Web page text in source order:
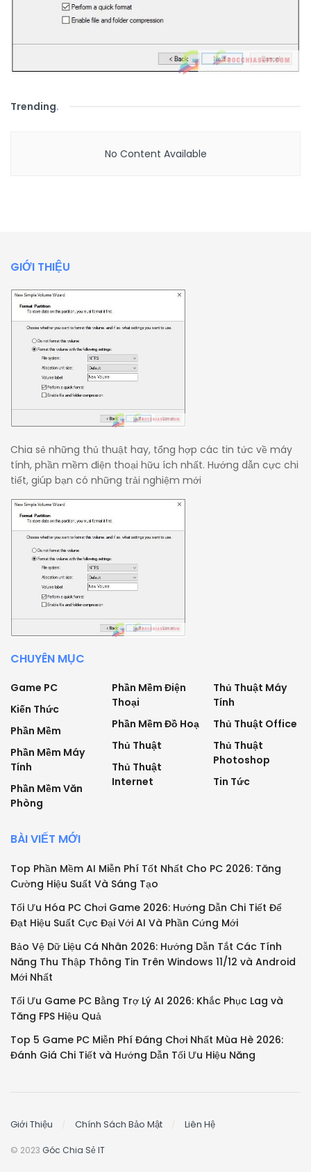
Trending.
No Content Available
GIỚI THIỆU
Chia sẻ những thủ thuật hay, tổng hợp các tin tức về máy
tính, phần mềm điện thoại hữu ích nhất. Hướng dẫn cực chi
tiết, giúp bạn có những trải nghiệm mới
CHUYÊN MỤC
Game PC
Kiến Thức
Phần Mềm
Phần Mềm Máy
Tính
Phần Mềm Văn
Phòng
Phần Mềm Điện
Thoại
Phần Mềm Đồ Hoạ
Thủ Thuật
Thủ Thuật
Internet
Thủ Thuật Máy
Tính
Thủ Thuật Office
Thủ Thuật
Photoshop
Tin Tức
BÀI VIẾT MỚI
Top Phần Mềm AI Miễn Phí Tốt Nhất Cho PC 2026: Tăng
Cường Hiệu Suất Và Sáng Tạo
Tối Ưu Hóa PC Chơi Game 2026: Hướng Dẫn Chi Tiết Để
Đạt Hiệu Suất Cực Đại Với AI Và Phần Cứng Mới
Bảo Vệ Dữ Liệu Cá Nhân 2026: Hướng Dẫn Tắt Các Tính
Năng Thu Thập Thông Tin Trên Windows 11/12 và Android
Mới Nhất
Tối Ưu Game PC Bằng Trợ Lý AI 2026: Khắc Phục Lag và
Tăng FPS Hiệu Quả
Top 5 Game PC Miễn Phí Đáng Chơi Nhất Mùa Hè 2026:
Đánh Giá Chi Tiết và Hướng Dẫn Tối Ưu Hiệu Năng
Giới Thiệu Chính Sách Bảo Mật Liên Hệ
© 2023 Góc Chia Sẻ IT